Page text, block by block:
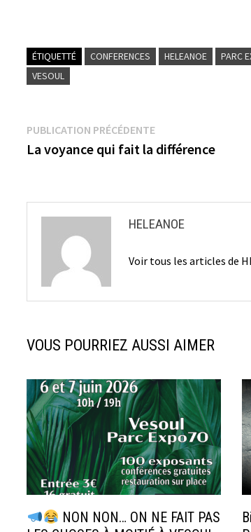
ÉTIQUETTÉ CONFERENCES HELEANOE PARC
VESOUL
Navigation
de
PUBLICATION PRÉCÉDENTEPublication
précédente :
La voyance qui fait la différence
HELEANOE
Voir tous les articles de
VOUS POURRIEZ AUSSI AIMER
NON NON… ON NE FAIT PAS